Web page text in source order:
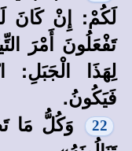
لَكُمْ: إِنْ كَانَ
تَفْعَلُونَ أَمْرَ
لِهَذَا الْجَبَلِ:
فَيَكُونُ.
22
وَكُلُّ مَا